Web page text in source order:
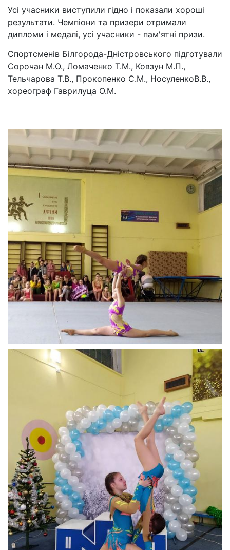
Усі учасники виступили гідно і показали хороші
результати. Чемпіони та призери отримали
дипломи і медалі, усі учасники - пам'ятні призи.
Спортсменів Білгорода-Дністровського підготували
Сорочан М.О., Ломаченко Т.М., Ковзун М.П.,
Тельчарова Т.В., Прокопенко С.М., НосуленкоВ.В.,
хореограф Гаврилуца О.М.